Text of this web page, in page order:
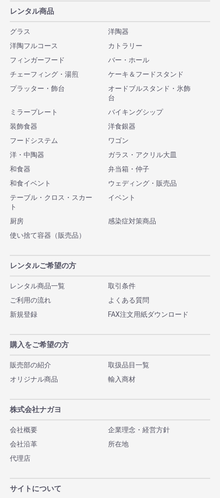
レンタル商品
グラス
洋陶器
洋陶フルコース
カトラリー
フィンガーフード
バー・ホール
チェーフィング・湯煎
ケーキ＆フードスタンド
プラッター・飾台
オードブルスタンド・氷飾
台
ミラープレート
バイキングシップ
装飾食器
洋食銀器
フードシステム
ワゴン
洋・中陶器
ガラス・アクリル大皿
和食器
弁当箱・仲子
和食イベント
ウェディング・販売品
テーブル・クロス・スカー
ト
イベント
厨房
感染症対策商品
使い捨て容器（販売品）
レンタルご希望の方
レンタル商品一覧
取引条件
ご利用の流れ
よくある質問
新規登録
FAX注文用紙ダウンロード
購入をご希望の方
販売部の紹介
取扱品目一覧
オリジナル商品
輸入商材
株式会社ナガヨ
会社概要
企業理念・経営方針
会社沿革
所在地
代理店
サイトについて